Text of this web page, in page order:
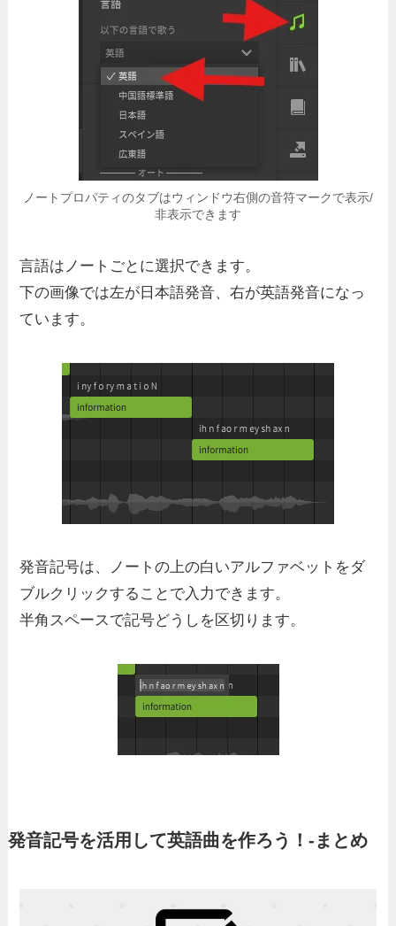
ノートプロパティのタブはウィンドウ右側の音符マークで表示/
非表示できます
言語はノートごとに選択できます。
下の画像では左が日本語発音、右が英語発音になっ
ています。
発音記号は、ノートの上の白いアルファベットをダ
ブルクリックすることで入力できます。
半角スペースで記号どうしを区切ります。
発音記号を活用して英語曲を作ろう！-まとめ